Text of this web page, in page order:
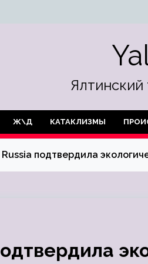
Ялтинский
Ж\Д КАТАКЛИЗМЫ
Russia подтвердила